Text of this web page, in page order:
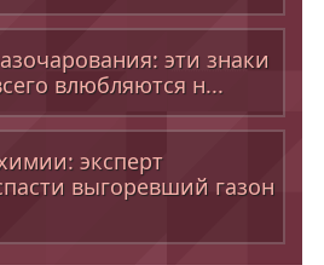
эти знаки
влюбляются н...
эксперт
выгоревший газон